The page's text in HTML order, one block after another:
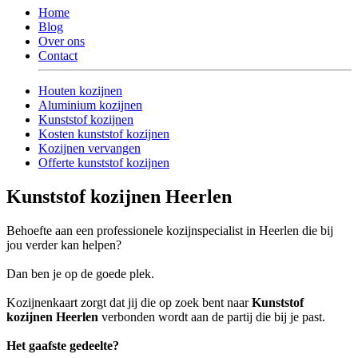
Home
Blog
Over ons
Contact
Houten kozijnen
Aluminium kozijnen
Kunststof kozijnen
Kosten kunststof kozijnen
Kozijnen vervangen
Offerte kunststof kozijnen
Kunststof kozijnen Heerlen
Behoefte aan een professionele kozijnspecialist in Heerlen die bij
jou verder kan helpen?
Dan ben je op de goede plek.
Kozijnenkaart zorgt dat jij die op zoek bent naarKunststof
kozijnen Heerlen verbonden wordt aan de partij die bij je past.
Het gaafste gedeelte?